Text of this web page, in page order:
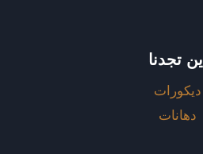
اين تجدنا
ديكورات
دهانات